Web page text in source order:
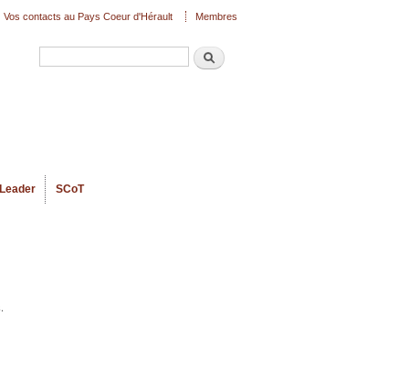
Recherche
Leader SCoT
Vos contacts au Pays Coeur d'Hérault Membres